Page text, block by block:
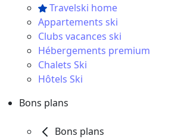
Travelski home
Appartements ski
Clubs vacances ski
Hébergements premium
Chalets Ski
Hôtels Ski
Bons plans
Bons plans